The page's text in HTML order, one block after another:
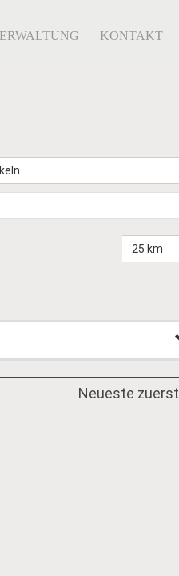
KONTAKT
25 km
Neueste zuerst